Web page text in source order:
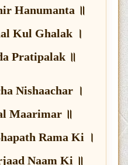
Hanumanta ॥
Kul Ghalak ।
Pratipalak ॥
Nishaachar ।
Maarimar ॥
Rama Ki ।
Naam Ki ॥